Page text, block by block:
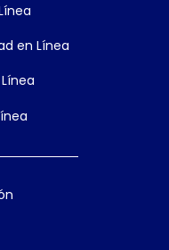
en Línea